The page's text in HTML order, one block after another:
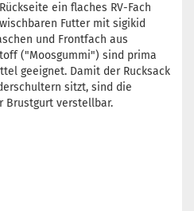
ein flaches RV-Fach
Futter mit sigikid
und Frontfach aus
("Moosgummi") sind prima
geeignet. Damit der Rucksack
sitzt, sind die
Brustgurt verstellbar.